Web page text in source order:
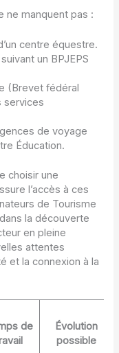
ne manquent pas :
centre équestre.
un BPJEPS
(Brevet fédéral
services
de voyage
Éducation.
choisir une
l’accès à ces
de Tourisme
la découverte
en pleine
attentes
et la connexion à la
de
Évolution
possible